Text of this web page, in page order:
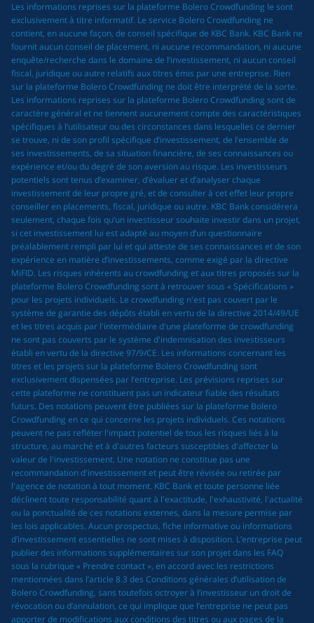
Les informations reprises sur la plateforme Bolero Crowdfunding le sont
exclusivement à titre informatif. Le service Bolero Crowdfunding ne
contient, en aucune façon, de conseil spécifique de KBC Bank. KBC Bank ne
fournit aucun conseil de placement, ni aucune recommandation, ni aucune
enquête/recherche dans le domaine de l’investissement, ni aucun conseil
fiscal, juridique ou autre relatifs aux titres émis par une entreprise. Rien
sur la plateforme Bolero Crowdfunding ne doit être interprété de la sorte.
Les informations reprises sur la plateforme Bolero Crowdfunding sont de
caractère général et ne tiennent aucunement compte des caractéristiques
spécifiques à l’utilisateur ou des circonstances dans lesquelles ce dernier
se trouve, ni de son profil spécifique d’investissement, de l’ensemble de
ses investissements, de sa situation financière, de ses connaissances ou
expérience et/ou du degré de son aversion au risque. Les investisseurs
potentiels sont tenus d’examiner, d’évaluer et d’analyser chaque
investissement de leur propre gré, et de consulter à cet effet leur propre
conseiller en placements, fiscal, juridique ou autre. KBC Bank considérera
seulement, chaque fois qu’un investisseur souhaite investir dans un projet,
si cet investissement lui est adapté au moyen d’un questionnaire
préalablement rempli par lui et qui atteste de ses connaissances et de son
expérience en matière d’investissements, comme exigé par la directive
MiFID. Les risques inhérents au crowdfunding et aux titres proposés sur la
plateforme Bolero Crowdfunding sont à retrouver sous « Spécifications »
pour les projets individuels. Le crowdfunding n'est pas couvert par le
système de garantie des dépôts établi en vertu de la directive 2014/49/UE
et les titres acquis par l'intermédiaire d'une plateforme de crowdfunding
ne sont pas couverts par le système d'indemnisation des investisseurs
établi en vertu de la directive 97/9/CE. Les informations concernant les
titres et les projets sur la plateforme Bolero Crowdfunding sont
exclusivement dispensées par l’entreprise. Les prévisions reprises sur
cette plateforme ne constituent pas un indicateur fiable des résultats
futurs. Des notations peuvent être publiées sur la plateforme Bolero
Crowdfunding en ce qui concerne les projets individuels. Ces notations
peuvent ne pas refléter l'impact potentiel de tous les risques liés à la
structure, au marché et à d'autres facteurs susceptibles d'affecter la
valeur de l'investissement. Une notation ne constitue pas une
recommandation d'investissement et peut être révisée ou retirée par
l'agence de notation à tout moment. KBC Bank et toute personne liée
déclinent toute responsabilité quant à l'exactitude, l'exhaustivité, l'actualité
ou la ponctualité de ces notations externes, dans la mesure permise par
les lois applicables. Aucun prospectus, fiche informative ou informations
d’investissement essentielles ne sont mises à disposition. L’entreprise peut
publier des informations supplémentaires sur son projet dans les FAQ
sous la rubrique « Prendre contact », en accord avec les restrictions
mentionnées dans l’article 8.3 des Conditions générales d’utilisation de
Bolero Crowdfunding, sans toutefois octroyer à l’investisseur un droit de
révocation ou d’annulation, ce qui implique que l’entreprise ne peut pas
apporter de modifications aux conditions des titres ou aux pages de la